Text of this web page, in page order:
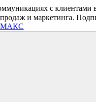
с клиентами
и маркетинга.
МАКС